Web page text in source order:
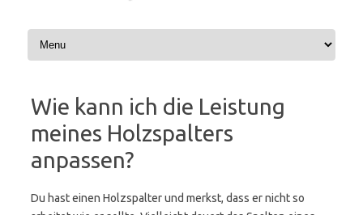
Wie kann ich die Leistung
meines Holzspalters
anpassen?
Du hast einen Holzspalter und merkst, dass er nicht so